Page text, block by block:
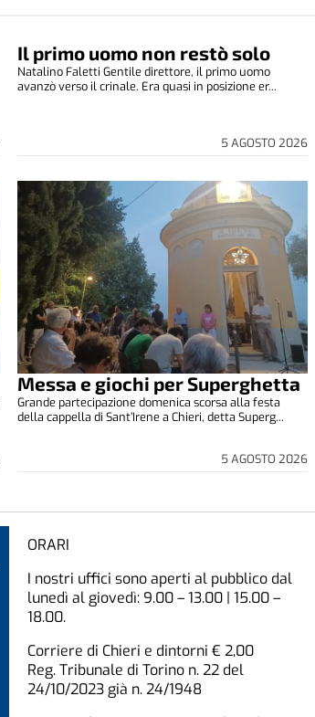
Il primo uomo non restò solo
5 AGOSTO 2026
Natalino Faletti Gentile direttore, il primo uomo
avanzò verso il crinale. Era quasi in posizione er...
Messa e giochi per Superghetta
5 AGOSTO 2026
Grande partecipazione domenica scorsa alla festa
della cappella di Sant’Irene a Chieri, detta Superg...
ORARI
I nostri uffici sono aperti al pubblico dal
lunedì al giovedì: 9.00 – 13.00 | 15.00 –
18.00.
Corriere di Chieri e dintorni € 2,00
Reg. Tribunale di Torino n. 22 del
24/10/2023 già n. 24/1948